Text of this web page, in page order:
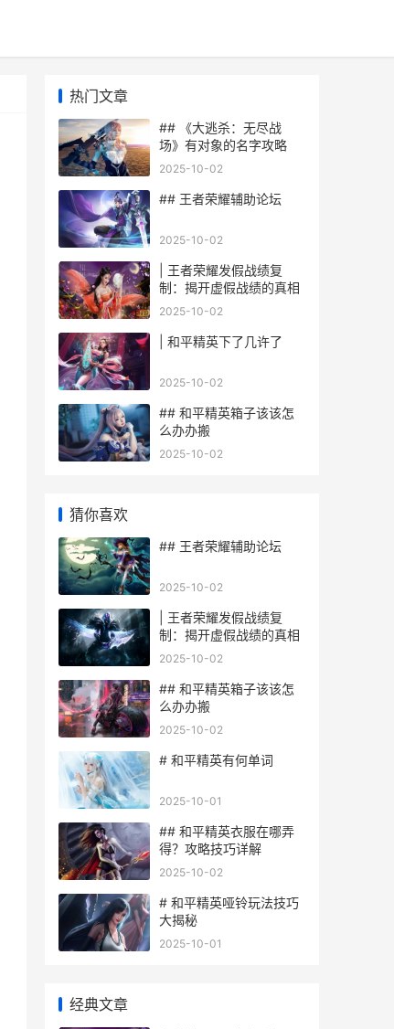
热门文章
## 《大逃杀：无尽战
场》有对象的名字攻略
2025-10-02
## 王者荣耀辅助论坛
2025-10-02
| 王者荣耀发假战绩复
制：揭开虚假战绩的真相
2025-10-02
| 和平精英下了几许了
2025-10-02
## 和平精英箱子该该怎
么办办搬
2025-10-02
猜你喜欢
## 王者荣耀辅助论坛
2025-10-02
| 王者荣耀发假战绩复
制：揭开虚假战绩的真相
2025-10-02
## 和平精英箱子该该怎
么办办搬
2025-10-02
# 和平精英有何单词
2025-10-01
## 和平精英衣服在哪弄
得？攻略技巧详解
2025-10-02
# 和平精英哑铃玩法技巧
大揭秘
2025-10-01
经典文章